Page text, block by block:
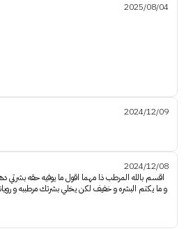
2025/08/04
2024/12/09
2024/12/08
اقسم بالله المرطب ذا مهما اقول ما يوفيه حقه
و ما يكتم البشره و خفيف لكن يخلي بشرتك مرطببه و